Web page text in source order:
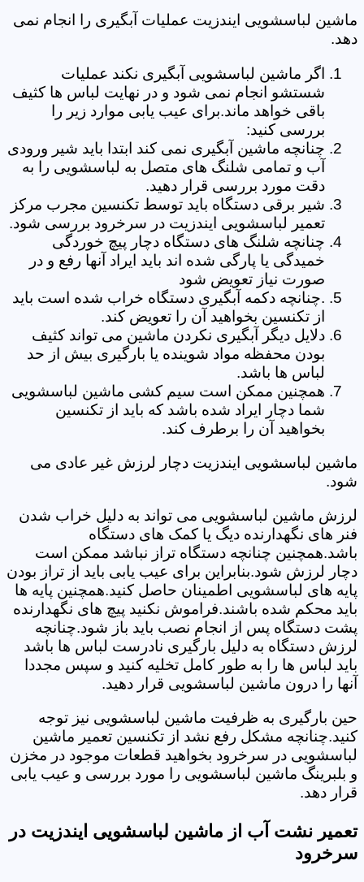
ماشین لباسشویی ایندزیت عملیات آبگیری را انجام نمی
دهد.
اگر ماشین لباسشویی آبگیری نکند عملیات
شستشو انجام نمی شود و در نهایت لباس ها کثیف
باقی خواهد ماند.برای عیب یابی موارد زیر را
بررسی کنید:
چنانچه ماشین آبگیری نمی کند ابتدا باید شیر ورودی
آب و تمامی شلنگ های متصل به لباسشویی را به
دقت مورد بررسی قرار دهید.
شیر برقی دستگاه باید توسط تکنسین مجرب مرکز
تعمیر لباسشویی ایندزیت در سرخرود بررسی شود.
چنانچه شلنگ های دستگاه دچار پیچ خوردگی
خمیدگی یا پارگی شده اند باید ایراد آنها رفع و در
صورت نیاز تعویض شود
.چنانچه دکمه آبگیری دستگاه خراب شده است باید
از تکنسین بخواهید آن را تعویض کند.
دلایل دیگر آبگیری نکردن ماشین می تواند کثیف
بودن محفظه مواد شوینده یا بارگیری بیش از حد
لباس ها باشد.
همچنین ممکن است سیم کشی ماشین لباسشویی
شما دچار ایراد شده باشد که باید از تکنسین
بخواهید آن را برطرف کند.
ماشین لباسشویی ایندزیت دچار لرزش غیر عادی می
شود.
لرزش ماشین لباسشویی می تواند به دلیل خراب شدن
فنر های نگهدارنده دیگ یا کمک های دستگاه
باشد.همچنین چنانچه دستگاه تراز نباشد ممکن است
دچار لرزش شود.بنابراین برای عیب یابی باید از تراز بودن
پایه های لباسشویی اطمینان حاصل کنید.همچنین پایه ها
باید محکم شده باشند.فراموش نکنید پیچ های نگهدارنده
پشت دستگاه پس از انجام نصب باید باز شود.چنانچه
لرزش دستگاه به دلیل بارگیری نادرست لباس ها باشد
باید لباس ها را به طور کامل تخلیه کنید و سپس مجددا
آنها را درون ماشین لباسشویی قرار دهید.
حین بارگیری به ظرفیت ماشین لباسشویی نیز توجه
کنید.چنانچه مشکل رفع نشد از تکنسین تعمیر ماشین
لباسشویی در سرخرود بخواهید قطعات موجود در مخزن
و بلبرینگ ماشین لباسشویی را مورد بررسی و عیب یابی
قرار دهد.
تعمیر نشت آب از ماشین لباسشویی ایندزیت در
سرخرود